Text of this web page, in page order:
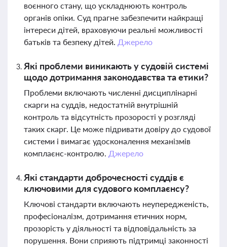
воєнного стану, що ускладнюють контроль
органів опіки. Суд прагне забезпечити найкращі
інтереси дітей, враховуючи реальні можливості
батьків та безпеку дітей. Джерело
Які проблеми виникають у судовій системі
щодо дотримання законодавства та етики?
Проблеми включають численні дисциплінарні
скарги на суддів, недостатній внутрішній
контроль та відсутність прозорості у розгляді
таких скарг. Це може підривати довіру до судової
системи і вимагає удосконалення механізмів
комплаєнс-контролю. Джерело
Які стандарти доброчесності суддів є
ключовими для судового комплаєнсу?
Ключові стандарти включають неупередженість,
професіоналізм, дотримання етичних норм,
прозорість у діяльності та відповідальність за
порушення. Вони сприяють підтримці законності